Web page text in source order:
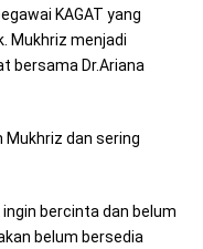
KAGAT yang
Mukhriz menjadi
bersama Dr.Ariana
Mukhriz dan sering
bercinta dan belum
belum bersedia